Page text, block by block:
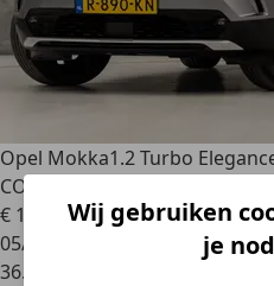
Opel Mokka1.2 Turbo
COCKPIT, A
€ 15.745
05/2021
36.874 km
Wij gebruiken
je